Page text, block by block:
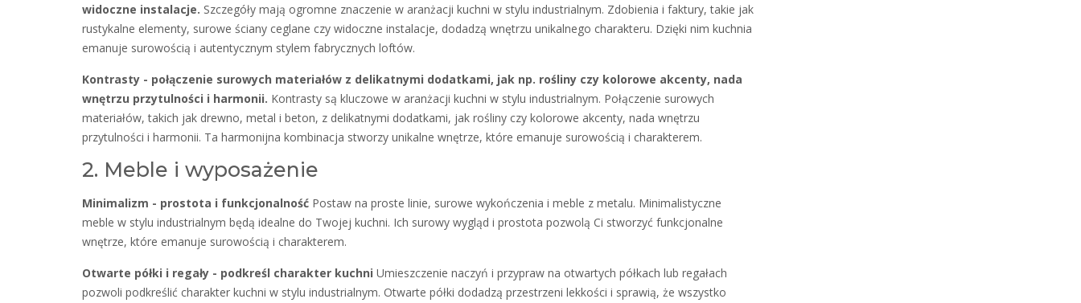
widoczne instalacje. Szczegóły mają ogromne znaczenie w aranżacji kuchni w stylu industrialnym. Zdobienia i faktury, takie jak
rustykalne elementy, surowe ściany ceglane czy widoczne instalacje, dodadzą wnętrzu unikalnego charakteru. Dzięki nim kuchnia
emanuje surowością i autentycznym stylem fabrycznych loftów.
Kontrasty - połączenie surowych materiałów z delikatnymi dodatkami, jak np. rośliny czy kolorowe akcenty, nada
wnętrzu przytulności i harmonii. Kontrasty są kluczowe w aranżacji kuchni w stylu industrialnym. Połączenie surowych
materiałów, takich jak drewno, metal i beton, z delikatnymi dodatkami, jak rośliny czy kolorowe akcenty, nada wnętrzu
przytulności i harmonii. Ta harmonijna kombinacja stworzy unikalne wnętrze, które emanuje surowością i charakterem.
2. Meble i wyposażenie
Minimalizm - prostota i funkcjonalność Postaw na proste linie, surowe wykończenia i meble z metalu. Minimalistyczne
meble w stylu industrialnym będą idealne do Twojej kuchni. Ich surowy wygląd i prostota pozwolą Ci stworzyć funkcjonalne
wnętrze, które emanuje surowością i charakterem.
Otwarte półki i regały - podkreśl charakter kuchni Umieszczenie naczyń i przypraw na otwartych półkach lub regałach
pozwoli podkreślić charakter kuchni w stylu industrialnym. Otwarte półki dodadzą przestrzeni lekkości i sprawią, że wszystko